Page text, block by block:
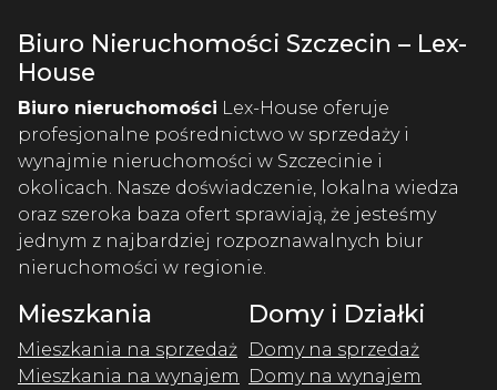
Biuro Nieruchomości Szczecin – Lex-
House
Biuro nieruchomości Lex-House oferuje
profesjonalne pośrednictwo w sprzedaży i
wynajmie nieruchomości w Szczecinie i
okolicach. Nasze doświadczenie, lokalna wiedza
oraz szeroka baza ofert sprawiają, że jesteśmy
jednym z najbardziej rozpoznawalnych biur
nieruchomości w regionie.
Mieszkania
Mieszkania na sprzedaż
Mieszkania na wynajem
Domy i Działki
Domy na sprzedaż
Domy na wynajem